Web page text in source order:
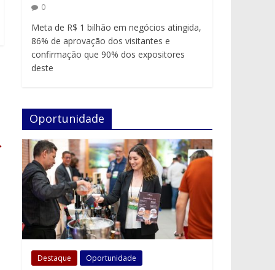
0
Meta de R$ 1 bilhão em negócios atingida,
86% de aprovação dos visitantes e
confirmação que 90% dos expositores
deste
Oportunidade
Destaque Oportunidade